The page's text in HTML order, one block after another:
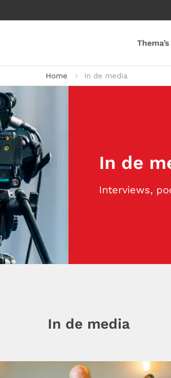
Thema’s
Home In de media
In de
Interviews,
In de media